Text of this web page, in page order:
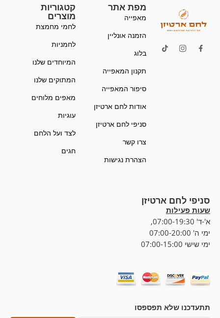
מפת אתר
מאפייה
הזמנה אונליין
בלוג
תקנון המאפייה
סיפור המאפייה
אודות לחם ארטיזן
סניפי לחם ארטיזן
צרו קשר
הצהרת נגישות
קטגוריות
מוצרים
לחמי מחמצת
לחמניות
המיוחדים שלנו
המתוקים שלנו
מאפים מלוחים
עוגיות
לצד ועל הלחם
חגים
סניפי לחם ארטיזן
שעות פעילות
א'-ד' 07:00-19:30,
ימי ה' 07:00-20:00
ימי שישי 07:00-15:00
תתעדכנו שלא תפספסו